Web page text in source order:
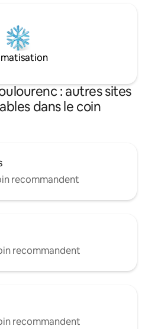
: autres sites
dans le coin
recommandent
recommandent
recommandent